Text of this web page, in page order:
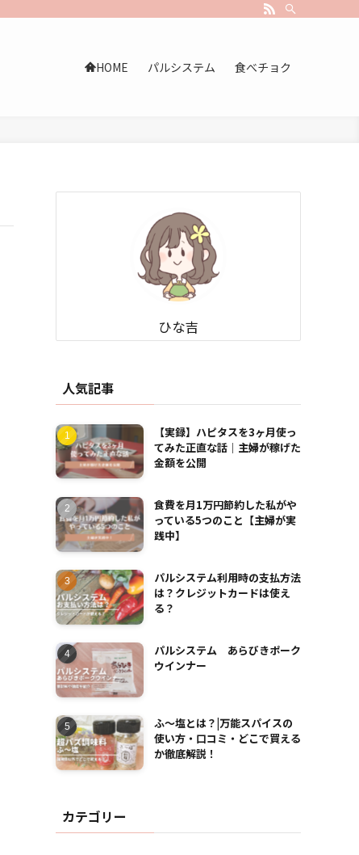
HOME パルシステム 食べチョク
ひな吉
人気記事
【実録】ハピタスを3ヶ月使っ
てみた正直な話｜主婦が稼げた
金額を公開
食費を月1万円節約した私がや
っている5つのこと【主婦が実
践中】
パルシステム利用時の支払方法
は？クレジットカードは使え
る？
パルシステム あらびきポーク
ウインナー
ふ～塩とは？|万能スパイスの
使い方・口コミ・どこで買える
か徹底解説！
カテゴリー